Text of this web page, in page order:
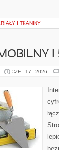
I TKANINY
I
CZE - 17 - 2026